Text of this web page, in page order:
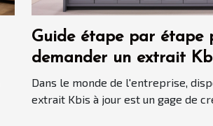
Guide étape par étape
demander un extrait
ligne
Dans le monde de l'entreprise,
extrait Kbis à jour est un gage de